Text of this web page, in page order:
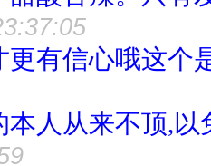
更有信心哦这个
本人从来不顶,